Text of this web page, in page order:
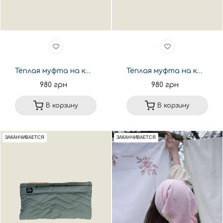
Тёплая муфта на коляску Lemon. Новая коллекция
980 грн
В корзину
Тёплая муфта на коляску Latte. Новая коллекция
980 грн
В корзину
ЗАКАНЧИВАЕТСЯ ЗАКАНЧИВАЕТСЯ